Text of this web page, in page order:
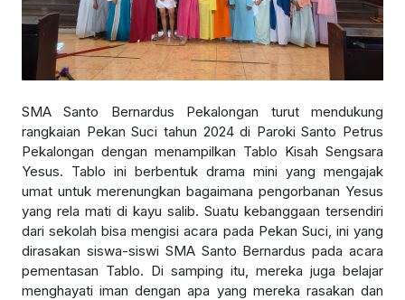
SMA Santo Bernardus Pekalongan turut mendukung
rangkaian Pekan Suci tahun 2024 di Paroki Santo Petrus
Pekalongan dengan menampilkan Tablo Kisah Sengsara
Yesus. Tablo ini berbentuk drama mini yang mengajak
umat untuk merenungkan bagaimana pengorbanan Yesus
yang rela mati di kayu salib. Suatu kebanggaan tersendiri
dari sekolah bisa mengisi acara pada Pekan Suci, ini yang
dirasakan siswa-siswi SMA Santo Bernardus pada acara
pementasan Tablo. Di samping itu, mereka juga belajar
menghayati iman dengan apa yang mereka rasakan dan